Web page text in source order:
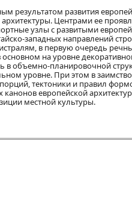
результатом развития
архитектуры. Центрами ее
узлы с развитыми
западных направлений
в первую очередь
на уровне
в объемно-планировочной
уровне. При этом в
тектоники и правил
канонов европейской
местной культуры.